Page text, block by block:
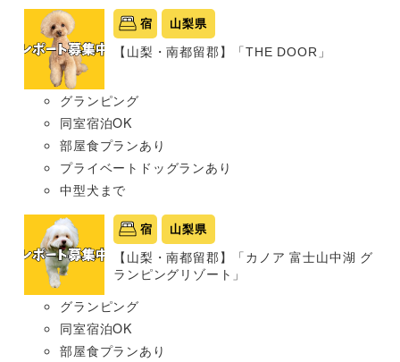
宿 山梨県
【山梨・南都留郡】「THE DOOR」
グランピング
同室宿泊OK
部屋食プランあり
プライベートドッグランあり
中型犬まで
宿 山梨県
【山梨・南都留郡】「カノア 富士山中湖 グ
ランピングリゾート」
グランピング
同室宿泊OK
部屋食プランあり